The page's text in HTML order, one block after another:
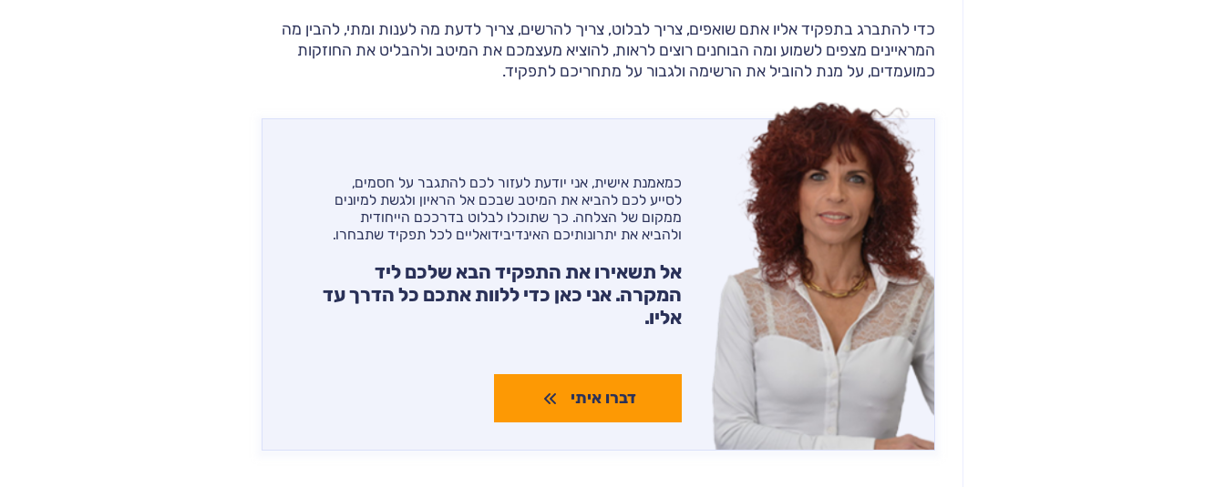
כדי להתברג בתפקיד אליו אתם שואפים, צריך לבלוט, צריך להרשים, צריך לדעת מה לענות ומתי, להבין מה
המראיינים מצפים לשמוע ומה הבוחנים רוצים לראות, להוציא מעצמכם את המיטב ולהבליט את החוזקות
כמועמדים, על מנת להוביל את הרשימה ולגבור על מתחריכם לתפקיד.
כמאמנת אישית, אני יודעת לעזור לכם להתגבר על חסמים,
לסייע לכם להביא את המיטב שבכם אל הראיון ולגשת למיונים
ממקום של הצלחה. כך שתוכלו לבלוט בדרככם הייחודית
ולהביא את יתרונותיכם האינדיבידואליים לכל תפקיד שתבחרו.
אל תשאירו את התפקיד הבא שלכם ליד
המקרה. אני כאן כדי ללוות אתכם כל הדרך עד
אליו.
דברו איתי